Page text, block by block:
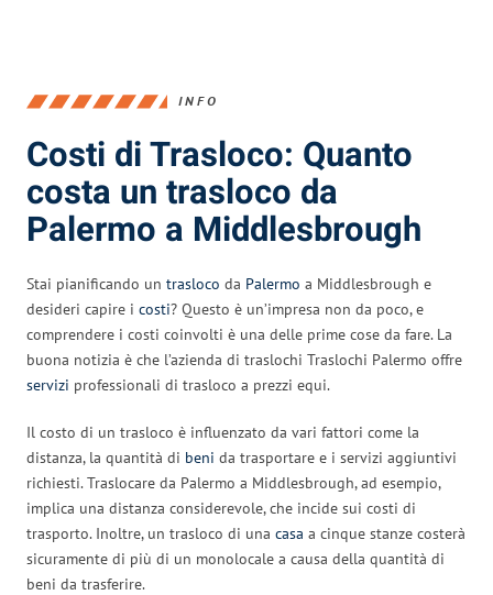
INFO
Costi di Trasloco: Quanto
costa un trasloco da
Palermo a Middlesbrough
Stai pianificando un trasloco da Palermo a Middlesbrough e
desideri capire i costi? Questo è un’impresa non da poco, e
comprendere i costi coinvolti è una delle prime cose da fare. La
buona notizia è che l’azienda di traslochi Traslochi Palermo offre
servizi professionali di trasloco a prezzi equi.
Il costo di un trasloco è influenzato da vari fattori come la
distanza, la quantità di beni da trasportare e i servizi aggiuntivi
richiesti. Traslocare da Palermo a Middlesbrough, ad esempio,
implica una distanza considerevole, che incide sui costi di
trasporto. Inoltre, un trasloco di una casa a cinque stanze costerà
sicuramente di più di un monolocale a causa della quantità di
beni da trasferire.